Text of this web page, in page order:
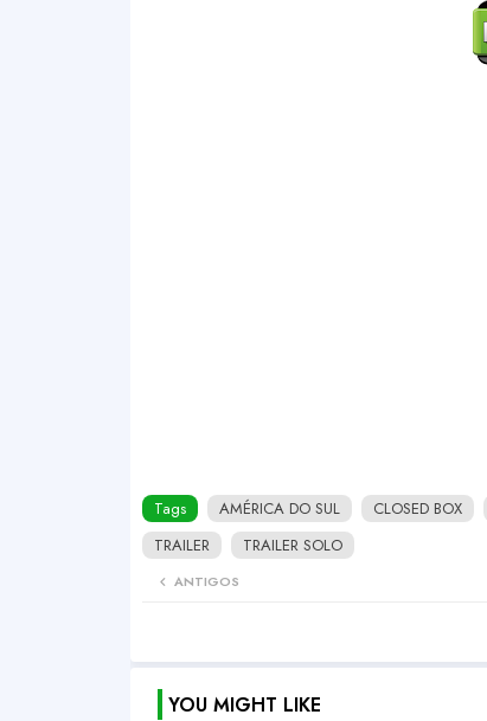
Tags AMÉRICA DO SUL CLOSED BOX
TRAILER
TRAILER SOLO
ANTIGOS
YOU MIGHT LIKE